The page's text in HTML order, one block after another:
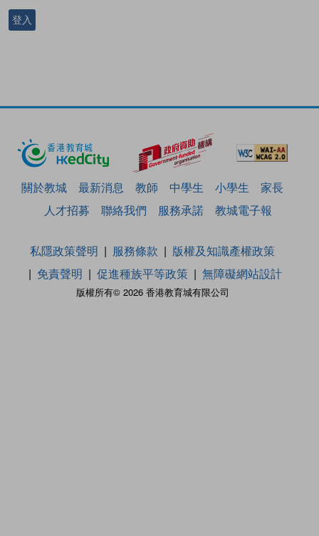
登入
關於教城 最新消息 教師 中學生 小學生
家長
人才招募
聯絡我們 服務承諾 教城電子報
版權所有© 2026 香港教育城有限公司
私隱政策聲明 服務條款
版權及知識產權政策
免責聲明
促進種族平等政策 無障礙網站設計